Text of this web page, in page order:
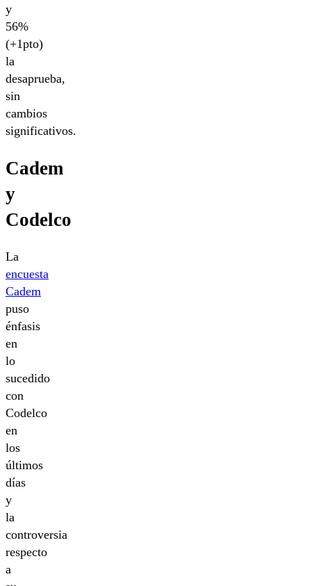
y
56%
(+1pto)
la
desaprueba,
sin
cambios
significativos.
Cadem
y
Codelco
La
encuesta
Cadem
puso
énfasis
en
lo
sucedido
con
Codelco
en
los
últimos
días
y
la
controversia
respecto
a